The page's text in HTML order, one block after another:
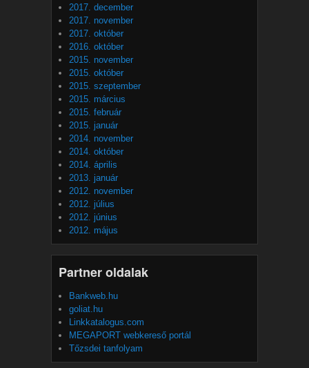
2017. december
2017. november
2017. október
2016. október
2015. november
2015. október
2015. szeptember
2015. március
2015. február
2015. január
2014. november
2014. október
2014. április
2013. január
2012. november
2012. július
2012. június
2012. május
Partner oldalak
Bankweb.hu
goliat.hu
Linkkatalogus.com
MEGAPORT webkereső portál
Tőzsdei tanfolyam